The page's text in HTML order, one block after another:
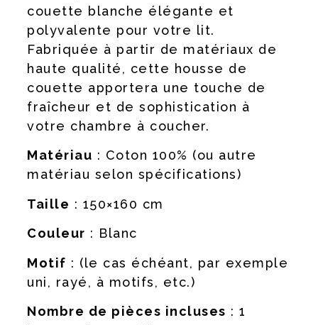
couette blanche élégante et
polyvalente pour votre lit.
Fabriquée à partir de matériaux de
haute qualité, cette housse de
couette apportera une touche de
fraîcheur et de sophistication à
votre chambre à coucher.
Matériau : Coton 100% (ou autre
matériau selon spécifications)
Taille : 150×160 cm
Couleur : Blanc
Motif : (le cas échéant, par exemple
uni, rayé, à motifs, etc.)
Nombre de pièces incluses : 1